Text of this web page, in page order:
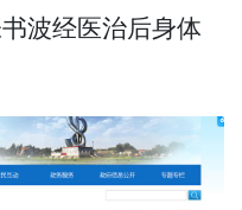
波经医治后身体